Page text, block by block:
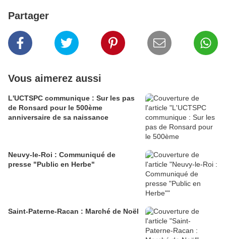
Partager
Vous aimerez aussi
L'UCTSPC communique : Sur les pas
de Ronsard pour le 500ème
anniversaire de sa naissance
Neuvy-le-Roi : Communiqué de
presse "Public en Herbe"
Saint-Paterne-Racan : Marché de Noël